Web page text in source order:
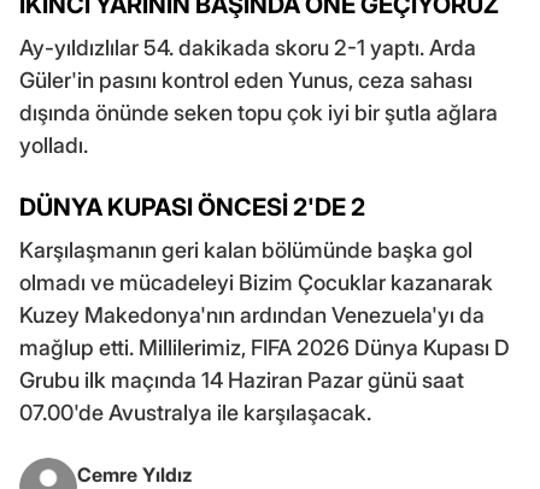
Ay-yıldızlılar 54. dakikada skoru 2-1 yaptı. Arda
Güler'in pasını kontrol eden Yunus, ceza sahası
dışında önünde seken topu çok iyi bir şutla ağlara
yolladı.
DÜNYA KUPASI ÖNCESİ 2'DE 2
Karşılaşmanın geri kalan bölümünde başka gol
olmadı ve mücadeleyi Bizim Çocuklar kazanarak
Kuzey Makedonya'nın ardından Venezuela'yı da
mağlup etti. Millilerimiz, FIFA 2026 Dünya Kupası D
Grubu ilk maçında 14 Haziran Pazar günü saat
07.00'de Avustralya ile karşılaşacak.
Cemre Yıldız